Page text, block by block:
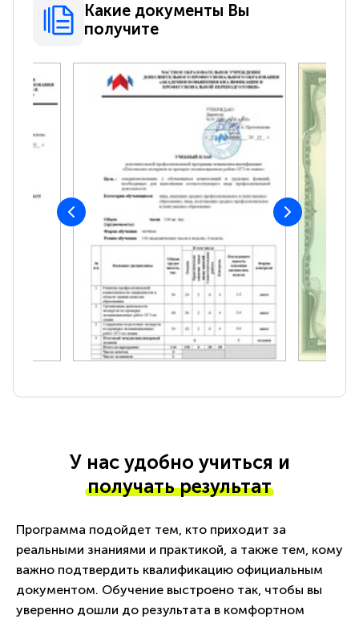
Какие документы Вы
получите
У нас удобно учиться и
получать результат
Программа подойдет тем, кто приходит за
реальными знаниями и практикой, а также тем, кому
важно подтвердить квалификацию официальным
документом. Обучение выстроено так, чтобы вы
уверенно дошли до результата в комфортном